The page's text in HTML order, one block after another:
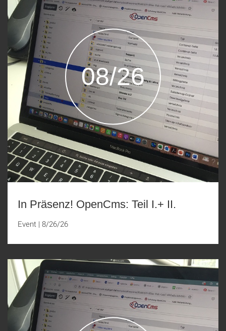
08/26
In Präsenz! OpenCms: Teil I.+ II.
Event | 8/26/26